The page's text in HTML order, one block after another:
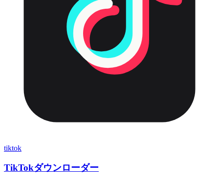
tiktok
TikTokダウンローダー